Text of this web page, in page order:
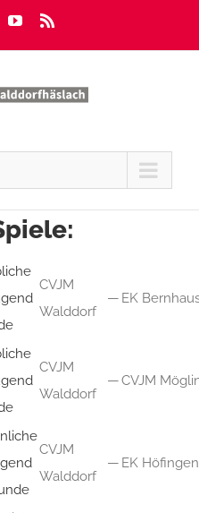
YouTube
CVJM
Walddorf
— EK
CVJM
Walddorf
—CVJM
CVJM
Walddorf
— EK Höfingen